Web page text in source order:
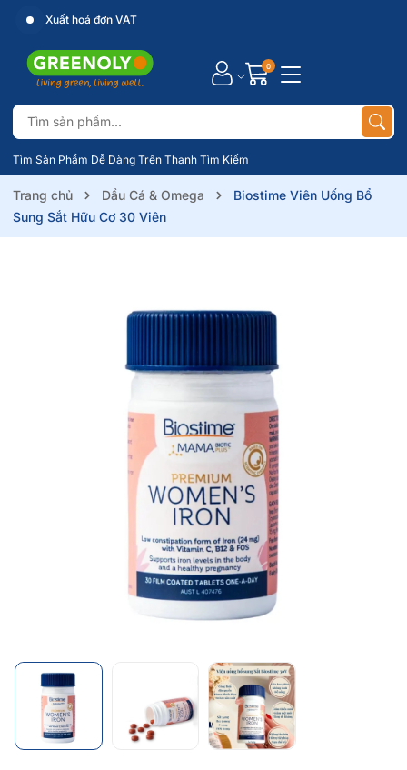
Xuất hoá đơn VAT
Tìm Sản Phẩm Dễ Dàng Trên Thanh Tìm Kiếm
0
Trang chủ Dầu Cá & Omega
Biostime Viên Uống Bổ
Sung Sắt Hữu Cơ 30 Viên